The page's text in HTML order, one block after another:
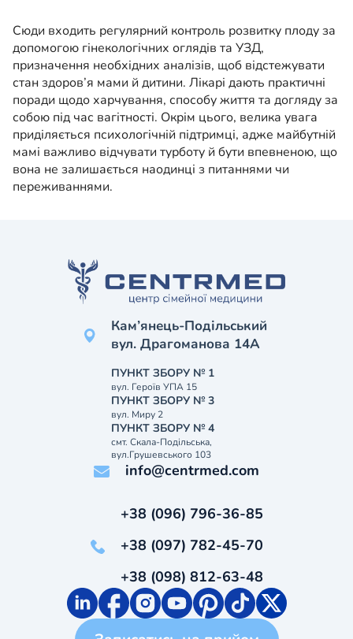
Сюди входить регулярний контроль розвитку плоду за
допомогою гінекологічних оглядів та УЗД,
призначення необхідних аналізів, щоб відстежувати
стан здоров’я мами й дитини. Лікарі дають практичні
поради щодо харчування, способу життя та догляду за
собою під час вагітності. Окрім цього, велика увага
приділяється психологічній підтримці, адже майбутній
мамі важливо відчувати турботу й бути впевненою, що
вона не залишається наодинці з питаннями чи
переживаннями.
Кам’янець-Подільський
вул. Драгоманова 14А
ПУНКТ ЗБОРУ № 1
вул. Героїв УПА 15
ПУНКТ ЗБОРУ № 3
вул. Миру 2
ПУНКТ ЗБОРУ № 4
смт. Скала-Подільська,
вул.Грушевського 103
info@centrmed.com
+38 (096) 796-36-85
+38 (097) 782-45-70
+38 (098) 812-63-48